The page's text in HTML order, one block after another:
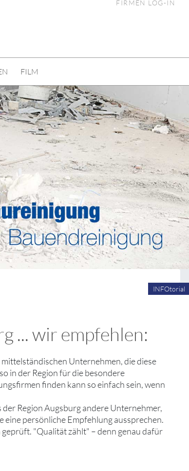
FIRMEN LOG-IN
FILM
INFOtorial
... wir empfehlen:
Unternehmen, die diese
in der Region für die besondere
finden kann so einfach sein, wenn
Region Augsburg andere Unternehmer,
eine persönliche Empfehlung aussprechen.
"Qualität zählt" – denn genau dafür